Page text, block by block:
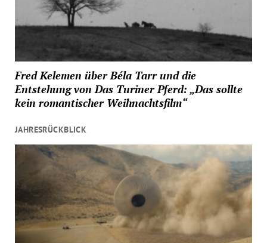
Fred Kelemen über Béla Tarr und die
Entstehung von Das Turiner Pferd: „Das sollte
kein romantischer Weihnachtsfilm“
JAHRESRÜCKBLICK